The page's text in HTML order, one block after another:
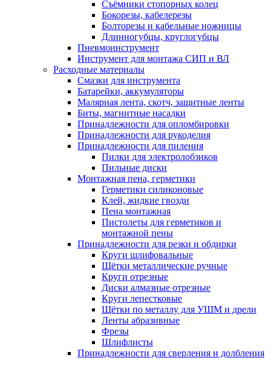
Съёмники стопорных колец
Бокорезы, кабелерезы
Болторезы и кабельные ножницы
Длинногубцы, круглогубцы
Пневмоинструмент
Инструмент для монтажа СИП и ВЛ
Расходные материалы
Смазки для инструмента
Батарейки, аккумуляторы
Малярная лента, скотч, защитные ленты
Биты, магнитные насадки
Принадлежности для опломбировки
Принадлежности для рукоделия
Принадлежности для пиления
Пилки для электролобзиков
Пильные диски
Монтажная пена, герметики
Герметики силиконовые
Клей, жидкие гвозди
Пена монтажная
Пистолеты для герметиков и
монтажной пены
Принадлежности для резки и обдирки
Круги шлифовальные
Щётки металлические ручные
Круги отрезные
Диски алмазные отрезные
Круги лепестковые
Щётки по металлу для УШМ и дрели
Ленты абразивные
Фрезы
Шлифлисты
Принадлежности для сверления и долбления